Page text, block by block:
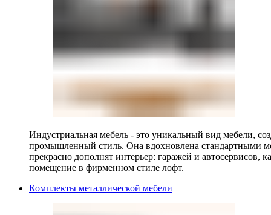
Индустриальная мебель - это уникальный вид мебели,
промышленный стиль. Она вдохновлена стандартными
прекрасно дополнят интерьер: гаражей и автосервисов,
помещение в фирменном стиле лофт.
Комплекты металлической мебели